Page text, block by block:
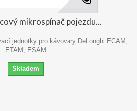
mikrospínač pojezdu...
jednotky pro kávovary DeLonghi ECAM,
ETAM, ESAM
Skladem